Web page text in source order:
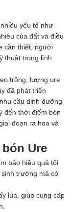
yếu tố như
của đất và điều
cần thiết, người
thuật trong lĩnh
trồng, lượng ure
đã phát triển
cầu dinh dưỡng
đến thời điểm bón
đoạn ra hoa và
Ure
bảo hiệu quả tối
trưởng mà có
lúa, giúp cung cấp